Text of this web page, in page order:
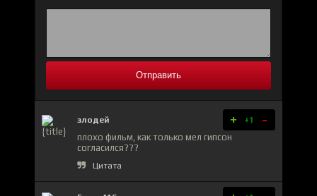
Отправить
злодей + +1 -
плохо фильм, как только мел гипсон
согласился???
Цитата